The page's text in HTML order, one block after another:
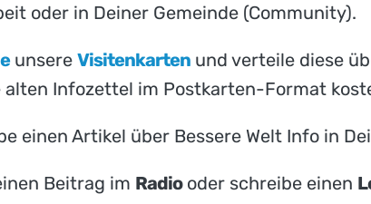
oder in Deiner Gemeinde (Community).
unsere Visitenkarten und verteile diese
alten Infozettel im Postkarten-Format
einen Artikel über Bessere Welt Info in
Beitrag im Radiooder schreibe einen